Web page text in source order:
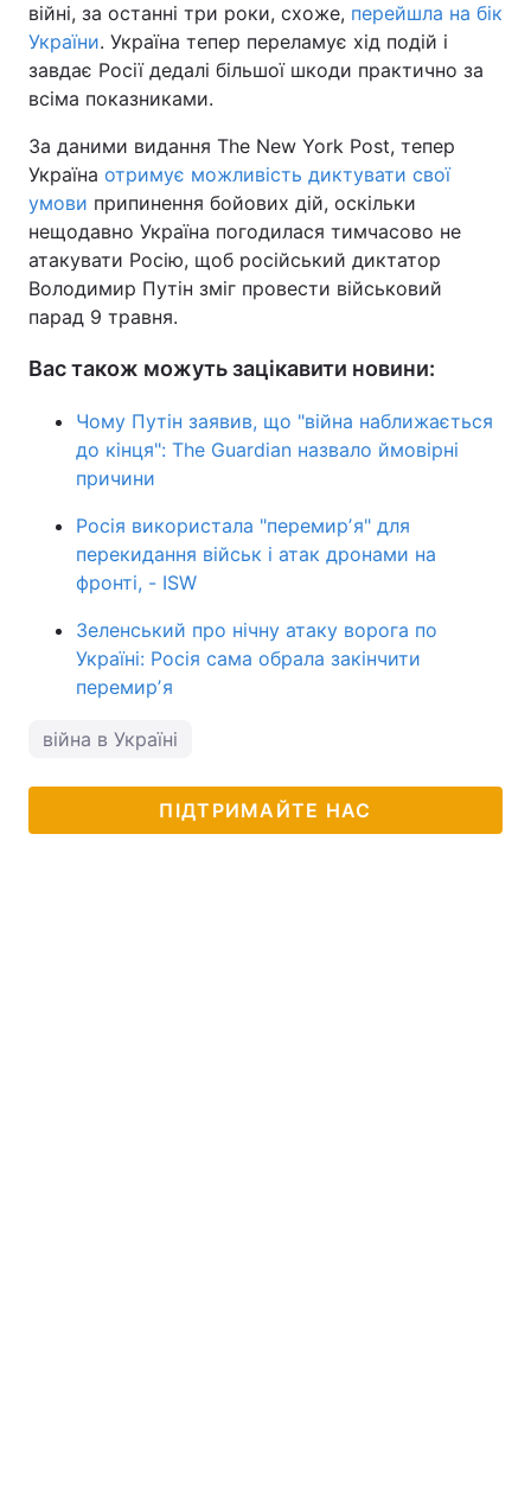
війні, за останні три роки, схоже, перейшла на бік
України. Україна тепер переламує хід подій і
завдає Росії дедалі більшої шкоди практично за
всіма показниками.
За даними видання The New York Post, тепер
Україна отримує можливість диктувати свої
умови припинення бойових дій, оскільки
нещодавно Україна погодилася тимчасово не
атакувати Росію, щоб російський диктатор
Володимир Путін зміг провести військовий
парад 9 травня.
Вас також можуть зацікавити новини:
Чому Путін заявив, що "війна наближається
до кінця": The Guardian назвало ймовірні
причини
Росія використала "перемирʼя" для
перекидання військ і атак дронами на
фронті, - ISW
Зеленський про нічну атаку ворога по
Україні: Росія сама обрала закінчити
перемирʼя
війна в Україні
ПІДТРИМАЙТЕ НАС